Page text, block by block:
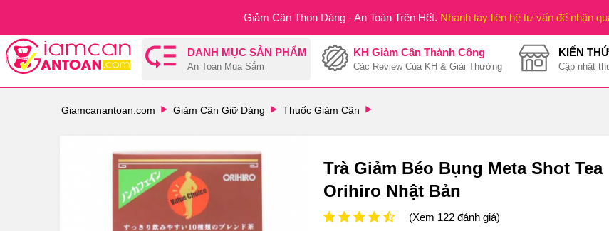
Giảm Cân Thon Dáng - An Toàn Trên Hết. Nhanh tay liên hệ tư vấn để nhận
DANH MỤC SẢN PHẨM
An Toàn Mua Sắm
KH Giảm Cân Thành Công
Các Review Của KH & Giải Thưởng
KIẾN
Cập nhật
Giamcanantoan.com Giảm Cân Giữ Dáng Thuốc Giảm Cân
Trà Giảm Béo Bụng Meta Shot Tea
Orihiro Nhật Bản
(Xem 122 đánh giá)